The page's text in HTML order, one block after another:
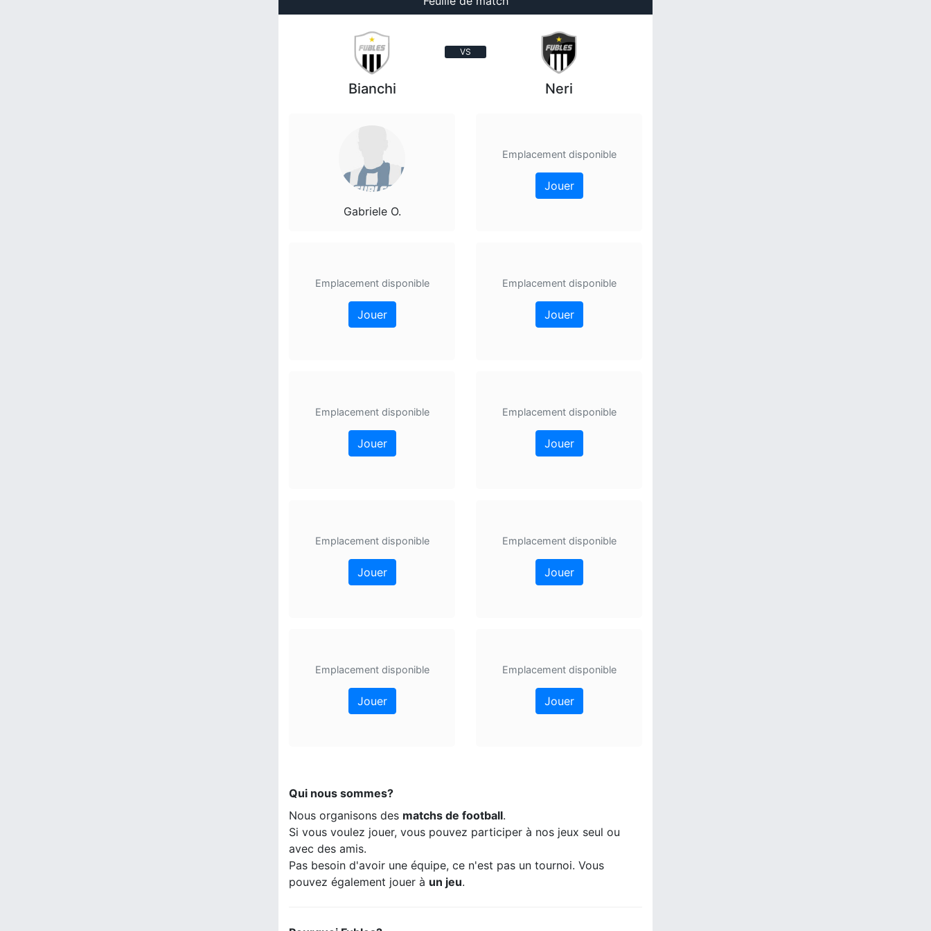
VS
Bianchi
Gabriele O.
Emplacement disponible
Jouer
Emplacement disponible
Jouer
Emplacement disponible
Jouer
Emplacement disponible
Jouer
Neri
Emplacement disponible
Jouer
Emplacement disponible
Jouer
Emplacement disponible
Jouer
Emplacement disponible
Jouer
Emplacement disponible
Jouer
Qui nous sommes?
Nous organisons des matchs de football.
Si vous voulez jouer, vous pouvez participer à nos jeux seul ou
avec des amis.
Pas besoin d'avoir une équipe, ce n'est pas un tournoi. Vous
pouvez également jouer à un jeu.